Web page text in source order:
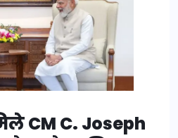
CM C. Joseph